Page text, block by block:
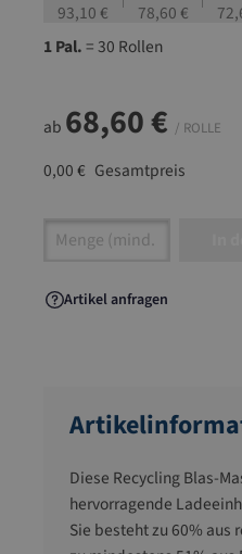
93,10 € 78,60 €
1 Pal.= 30 Rollen
ab 68,60 € / ROLLE
0,00 € Gesamtpreis
Artikel Anzahl:
Artikel anfragen
Diese Recycling Blas-
hervorragende
Sie besteht zu 60% aus